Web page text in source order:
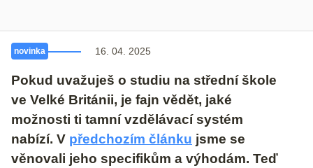
novinka 16. 04. 2025
Pokud uvažuješ o studiu na střední škole
ve Velké Británii, je fajn vědět, jaké
možnosti ti tamní vzdělávací systém
nabízí. V předchozím článku jsme se
věnovali jeho specifikům a výhodám. Teď